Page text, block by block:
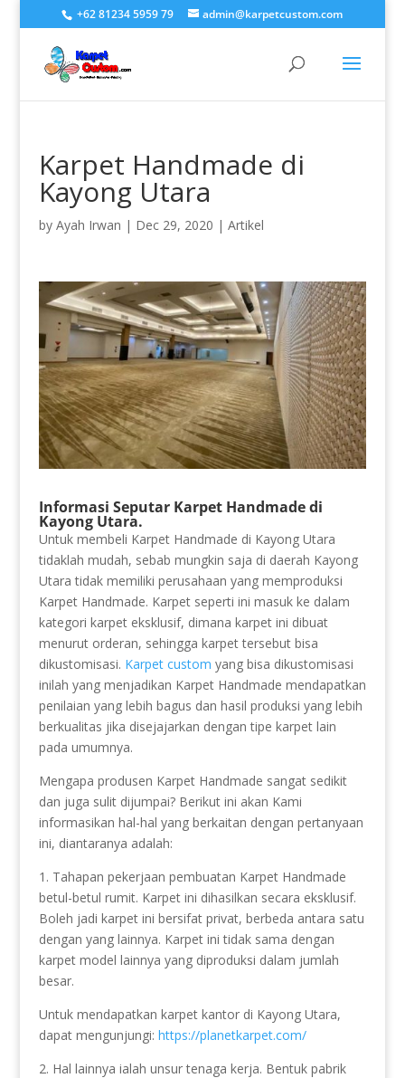
+62 81234 5959 79 admin@karpetcustom.com
Karpet Handmade di
Kayong Utara
by Ayah Irwan | Dec 29, 2020 | Artikel
Informasi Seputar Karpet Handmade di
Kayong Utara.
Untuk membeli Karpet Handmade di Kayong Utara
tidaklah mudah, sebab mungkin saja di daerah Kayong
Utara tidak memiliki perusahaan yang memproduksi
Karpet Handmade. Karpet seperti ini masuk ke dalam
kategori karpet eksklusif, dimana karpet ini dibuat
menurut orderan, sehingga karpet tersebut bisa
dikustomisasi. Karpet custom yang bisa dikustomisasi
inilah yang menjadikan Karpet Handmade mendapatkan
penilaian yang lebih bagus dan hasil produksi yang lebih
berkualitas jika disejajarkan dengan tipe karpet lain
pada umumnya.
Mengapa produsen Karpet Handmade sangat sedikit
dan juga sulit dijumpai? Berikut ini akan Kami
informasikan hal-hal yang berkaitan dengan pertanyaan
ini, diantaranya adalah:
1. Tahapan pekerjaan pembuatan Karpet Handmade
betul-betul rumit. Karpet ini dihasilkan secara eksklusif.
Boleh jadi karpet ini bersifat privat, berbeda antara satu
dengan yang lainnya. Karpet ini tidak sama dengan
karpet model lainnya yang diproduksi dalam jumlah
besar.
Untuk mendapatkan karpet kantor di Kayong Utara,
dapat mengunjungi: https://planetkarpet.com/
2. Hal lainnya ialah unsur tenaga kerja. Bentuk pabrik